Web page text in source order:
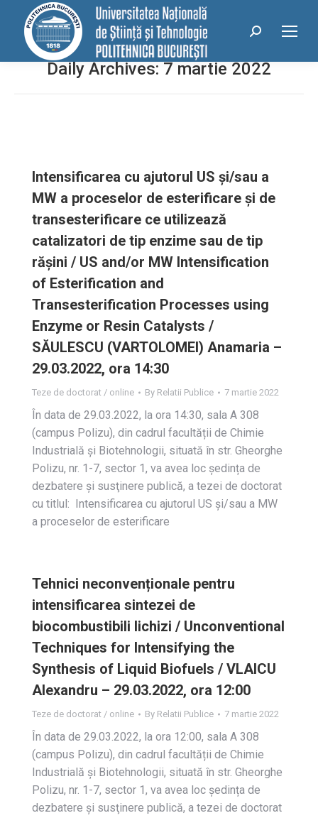
conținut
Search:
Daily Archives: 7 martie 2022
Intensificarea cu ajutorul US şi/sau a
MW a proceselor de esterificare şi de
transesterificare ce utilizează
catalizatori de tip enzime sau de tip
răşini / US and/or MW Intensification
of Esterification and
Transesterification Processes using
Enzyme or Resin Catalysts /
SĂULESCU (VARTOLOMEI) Anamaria –
29.03.2022, ora 14:30
Teze de doctorat / online By Relatii Publice 7 martie 2022
În data de 29.03.2022, la ora 14:30, sala A 308
(campus Polizu), din cadrul facultății de Chimie
Industrială și Biotehnologii, situată în str. Gheorghe
Polizu, nr. 1-7, sector 1, va avea loc ședința de
dezbatere și susţinere publică, a tezei de doctorat
cu titlul: Intensificarea cu ajutorul US şi/sau a MW
a proceselor de esterificare
Tehnici neconvenționale pentru
intensificarea sintezei de
biocombustibili lichizi / Unconventional
Techniques for Intensifying the
Synthesis of Liquid Biofuels / VLAICU
Alexandru – 29.03.2022, ora 12:00
Teze de doctorat / online By Relatii Publice 7 martie 2022
În data de 29.03.2022, la ora 12:00, sala A 308
(campus Polizu), din cadrul facultății de Chimie
Industrială și Biotehnologii, situată în str. Gheorghe
Polizu, nr. 1-7, sector 1, va avea loc ședința de
dezbatere și susţinere publică, a tezei de doctorat